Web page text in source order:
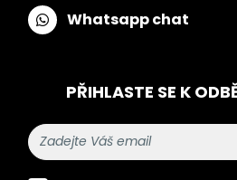
Whatsapp chat
PŘIHLASTE SE K